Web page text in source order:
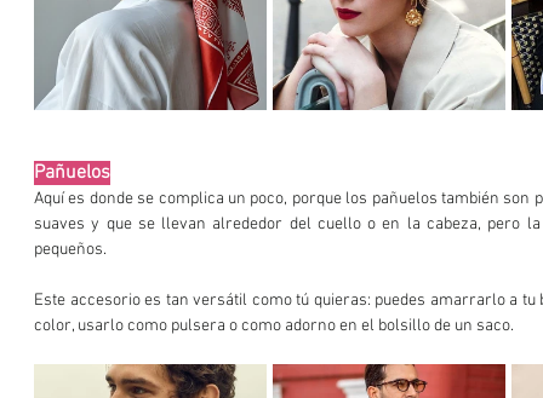
Pañuelos
Aquí es donde se complica un poco, porque los pañuelos también son
suaves y que se llevan alrededor del cuello o en la cabeza, pero
pequeños.
Este accesorio es tan versátil como tú quieras: puedes amarrarlo a tu
color, usarlo como pulsera o como adorno en el bolsillo de un saco.